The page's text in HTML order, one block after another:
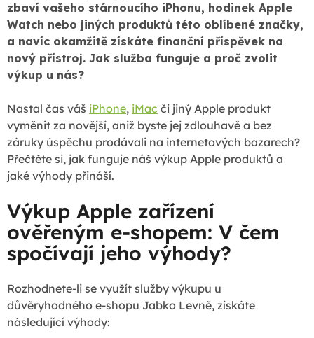
zbaví vašeho stárnoucího iPhonu, hodinek Apple
Watch nebo jiných produktů této oblíbené značky,
a navíc okamžitě získáte finanční příspěvek na
nový přístroj. Jak služba funguje a proč zvolit
výkup u nás?
Nastal čas váš iPhone, iMac či jiný Apple produkt
vyměnit za novější, aniž byste jej zdlouhavě a bez
záruky úspěchu prodávali na internetových bazarech?
Přečtěte si, jak funguje náš výkup Apple produktů a
jaké výhody přináší.
Výkup Apple zařízení
ověřeným e-shopem: V čem
spočívají jeho výhody?
Rozhodnete-li se využít služby výkupu u
důvěryhodného e-shopu Jabko Levně, získáte
následující výhody: